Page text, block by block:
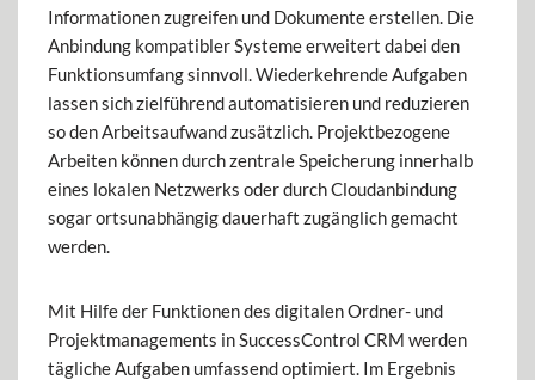
Informationen zugreifen und Dokumente erstellen. Die
Anbindung kompatibler Systeme erweitert dabei den
Funktionsumfang sinnvoll. Wiederkehrende Aufgaben
lassen sich zielführend automatisieren und reduzieren
so den Arbeitsaufwand zusätzlich. Projektbezogene
Arbeiten können durch zentrale Speicherung innerhalb
eines lokalen Netzwerks oder durch Cloudanbindung
sogar ortsunabhängig dauerhaft zugänglich gemacht
werden.
Mit Hilfe der Funktionen des digitalen Ordner- und
Projektmanagements in SuccessControl CRM werden
tägliche Aufgaben umfassend optimiert. Im Ergebnis